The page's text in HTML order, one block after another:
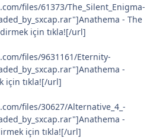
files/61373/The_Silent_Enigma-
- The
için tıkla![/url]
files/9631161/Eternity-
-
için tıkla![/url]
files/30627/Alternative_4_-
-
için tıkla![/url]